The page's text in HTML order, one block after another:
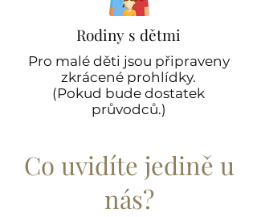
Rodiny s dětmi
Pro malé děti jsou připraveny
zkrácené prohlídky.
(Pokud bude dostatek
průvodců.)
Co uvidíte jedině u
nás?